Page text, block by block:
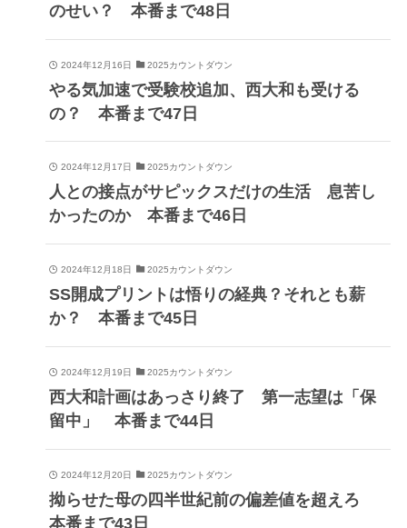
のせい？ 本番まで48日
2024年12月16日 2025カウントダウン
やる気加速で受験校追加、西大和も受ける
の？ 本番まで47日
2024年12月17日 2025カウントダウン
人との接点がサピックスだけの生活 息苦し
かったのか 本番まで46日
2024年12月18日 2025カウントダウン
SS開成プリントは悟りの経典？それとも薪
か？ 本番まで45日
2024年12月19日 2025カウントダウン
西大和計画はあっさり終了 第一志望は「保
留中」 本番まで44日
2024年12月20日 2025カウントダウン
拗らせた母の四半世紀前の偏差値を超えろ
本番まで43日